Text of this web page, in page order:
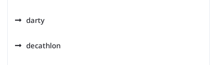
darty
decathlon